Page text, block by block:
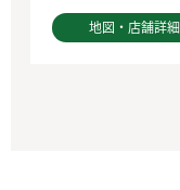
地図・店舗詳細